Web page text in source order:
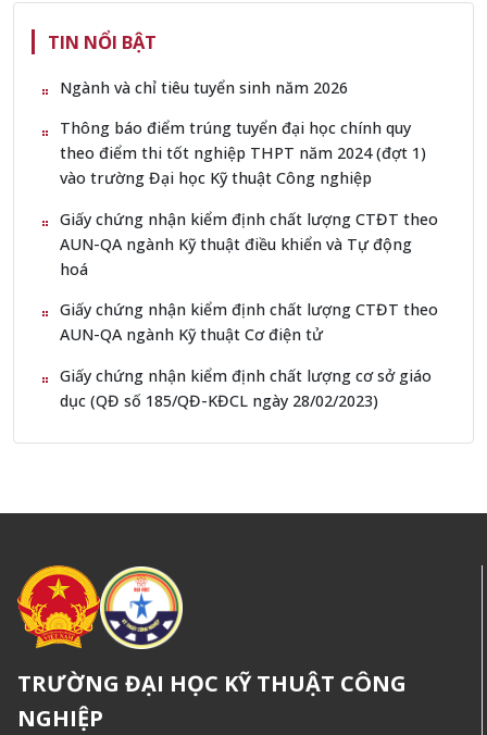
TIN NỔI BẬT
Ngành và chỉ tiêu tuyển sinh năm 2026
Thông báo điểm trúng tuyển đại học chính quy
theo điểm thi tốt nghiệp THPT năm 2024 (đợt 1)
vào trường Đại học Kỹ thuật Công nghiệp
Giấy chứng nhận kiểm định chất lượng CTĐT theo
AUN-QA ngành Kỹ thuật điều khiển và Tự động
hoá
Giấy chứng nhận kiểm định chất lượng CTĐT theo
AUN-QA ngành Kỹ thuật Cơ điện tử
Giấy chứng nhận kiểm định chất lượng cơ sở giáo
dục (QĐ số 185/QĐ-KĐCL ngày 28/02/2023)
TRƯỜNG ĐẠI HỌC KỸ THUẬT CÔNG
NGHIỆP